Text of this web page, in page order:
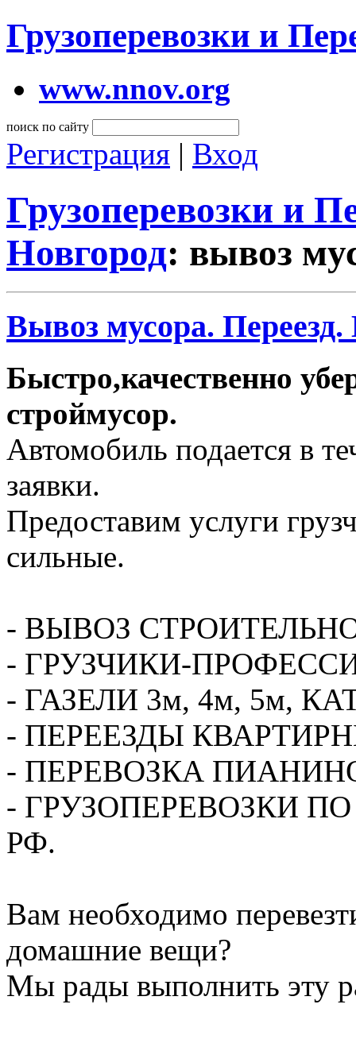
Грузоперевозки и
www.nnov.org
поиск по сайту
Регистрация | Вход
Грузоперевозки и
Новгород: вывоз
Вывоз мусора.
Быстро,качественно
строймусор.
Автомобиль подается в
заявки.
Предоставим услуги
сильные.
- ВЫВОЗ
- ГРУЗЧИКИ-
- ГАЗЕЛИ 3м, 4м, 5м,
- ПЕРЕЕЗДЫ
- ПЕРЕВОЗКА
- ГРУЗОПЕРЕВОЗКИ
РФ.
Вам необходимо
домашние вещи?
Мы рады выполнить эту